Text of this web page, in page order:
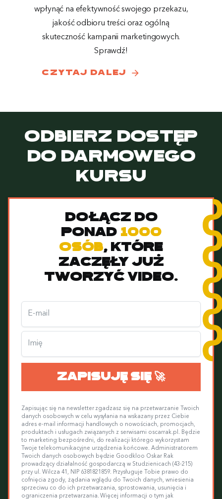
wpłynąć na efektywność swojego przekazu,
jakość odbioru treści oraz ogólną
skuteczność kampanii marketingowych.
Sprawdź!
czytaj dalej arrow_forward
Odbierz dostęp
do darmowego
kursu
dołącz do
ponad 1000
osób, które
zaczęły już
tworzyć video.
Zapisując się na newsletter zgadzasz się na przetwarzanie Twoich
danych osobowych w celu wysyłania na wskazany przez Ciebie
adres e-mail informacji handlowych o nowościach, promocjach,
produktach i usługach związanych z serwisami oscarrak.pl. Będzie
to marketing bezpośredni, do realizacji którego wykorzystam
Twoje telekomunikacyjne urządzenia końcowe. Administratorem
Twoich danych osobowych będzie Goodkloo Oskar Rak
prowadzący działalność gospodarczą w Studzienicach (43-215)
przy ul. Wilcza 41, NIP 6381821859. Przysługuje Tobie prawo do
cofnięcia zgody, żądania wglądu do Twoich danych, wniesienia
sprzeciwu co do ich przetwarzania, sprostowania, usunięcia i
ograniczenia przetwarzania. Więcej informacji o tym jak